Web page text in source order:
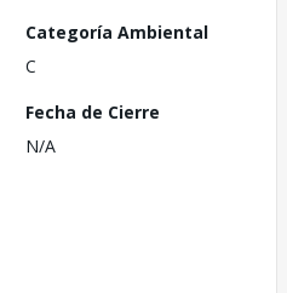
Categoría Ambiental
C
Fecha de Cierre
N/A